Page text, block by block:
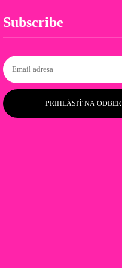
Subscribe
PRIHLÁSIŤ NA ODBER